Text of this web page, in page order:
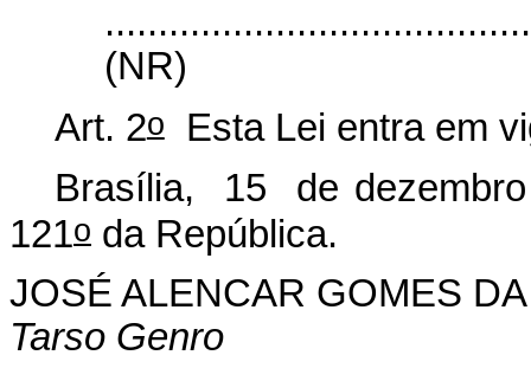
(NR)
Art. 2oEsta Lei entra em
Brasília, 15 de
121o da República.
JOSÉ ALENCAR GOMES
Tarso Genro